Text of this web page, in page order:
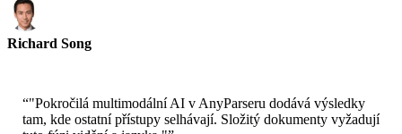
Richard Song
“"Pokročilá multimodální AI v AnyParseru dodává výsledky
tam, kde ostatní přístupy selhávají. Složitý dokumenty vyžadují